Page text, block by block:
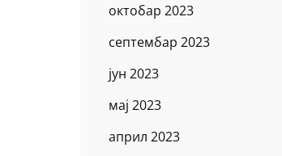
октобар 2023
септембар 2023
јун 2023
мај 2023
април 2023